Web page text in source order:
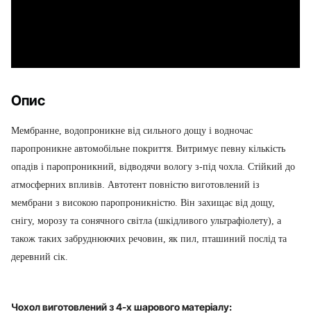
Опис
Мембранне, водопроникне від сильного дощу і водночас
паропроникне автомобільне покриття. Витримує певну кількість
опадів і паропроникний, відводячи вологу з-під чохла. Стійкий до
атмосферних впливів. Автотент повністю виготовлений із
мембрани з високою паропроникністю. Він захищає від дощу,
снігу, морозу та сонячного світла (шкідливого ультрафіолету), а
також таких забруднюючих речовин, як пил, пташиний послід та
деревний сік.
Чохол виготовлений з 4-х шарового матеріалу: